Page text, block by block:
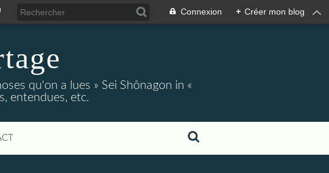
Connexion + Créer mon blog
qu'on a lues » Sei Shônagon in «
entendues, etc.